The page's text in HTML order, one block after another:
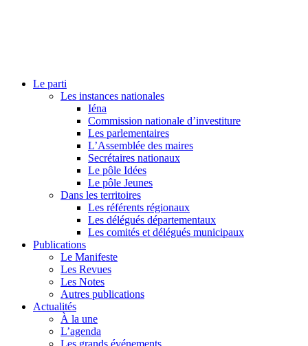
Le parti
Les instances nationales
Iéna
Commission nationale d’investiture
Les parlementaires
L’Assemblée des maires
Secrétaires nationaux
Le pôle Idées
Le pôle Jeunes
Dans les territoires
Les référents régionaux
Les délégués départementaux
Les comités et délégués municipaux
Publications
Le Manifeste
Les Revues
Les Notes
Autres publications
Actualités
À la une
L’agenda
Les grands événements